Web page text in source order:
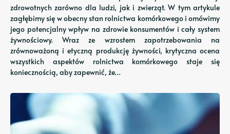
zdrowotnych zarówno dla ludzi, jak i zwierząt. W tym artykule
zagłębimy się w obecny stan rolnictwa komórkowego i omówimy
jego potencjalny wpływ na zdrowie konsumentów i cały system
żywnościowy. Wraz ze wzrostem zapotrzebowania na
zrównoważoną i etyczną produkcję żywności, krytyczna ocena
wszystkich aspektów rolnictwa komórkowego staje się
koniecznością, aby zapewnić, że…